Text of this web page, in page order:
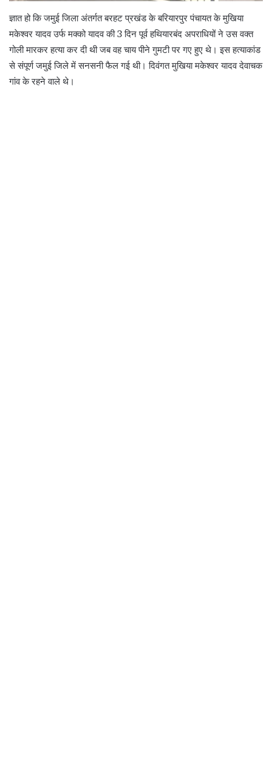
ज्ञात हो कि जमुई जिला अंतर्गत बरहट प्रखंड के बरियारपुर पंचायत के मुखिया
मकेश्वर यादव उर्फ मक्को यादव की 3 दिन पूर्व हथियारबंद अपराधियों ने उस वक्त
गोली मारकर हत्या कर दी थी जब वह चाय पीने गुमटी पर गए हुए थे। इस हत्याकांड
से संपूर्ण जमुई जिले में सनसनी फैल गई थी। दिवंगत मुखिया मकेश्वर यादव देवाचक
गांव के रहने वाले थे।